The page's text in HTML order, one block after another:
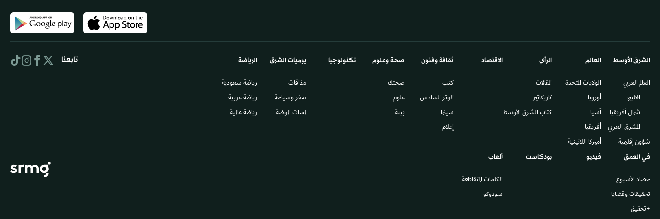
الشرق الأوسط​
العالم العربي
الخليج
شمال أفريقيا
المشرق العربي
شؤون إقليمية
العالم
الولايات المتحدة
أوروبا
آسيا
أفريقيا
أميركا اللاتينية
الرأي
المقالات
كاريكاتير
كتاب الشرق الأوسط
الاقتصاد ثقافة وفنون
كتب
الوتر السادس​
سينما
إعلام
صحة وعلوم
صحتك
علوم
بيئة
تكنولوجيا يوميات الشرق​
مذاقات
سفر وسياحة
لمسات الموضة
الرياضة
رياضة سعودية
رياضة عربية
رياضة عالمية
في العمق
حصاد الأسبوع
تحقيقات وقضايا
+تحقيق
فيديو بودكاست ألعاب
الكلمات المتقاطعة
سودوكو
تابعنا